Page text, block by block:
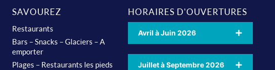
SAVOUREZ
Restaurants
Bars – Snacks – Glaciers – A
emporter
Plages – Restaurants les pieds
HORAIRES D'OUVERTURES
Avril à Juin 2026
Juillet à Septembre 2026